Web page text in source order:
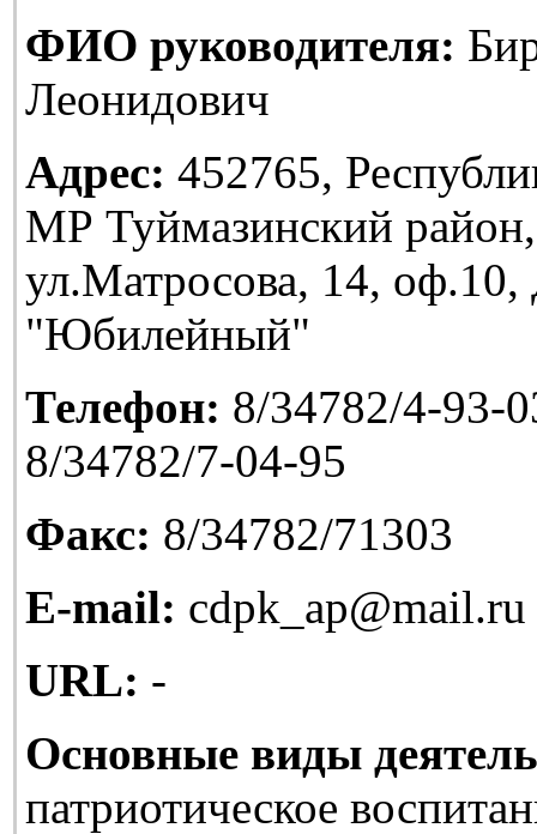
ФИО руководителя:
Леонидович
Адрес: 452765,
МР Туймазинский
ул.Матросова, 14,
"Юбилейный"
Телефон: 8/34782/4-93-
8/34782/7-04-95
Факс: 8/34782/71303
E-mail: cdpk_ap@mail.ru
URL: -
Основные виды
патриотическое